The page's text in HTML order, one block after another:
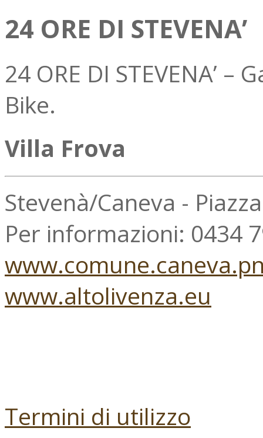
24 ORE DI STEVENA’
24 ORE DI STEVENA’
Bike.
Villa Frova
Stevenà/Caneva -
Per informazioni: 0434
www.altolivenza.eu
Termini di utilizzo